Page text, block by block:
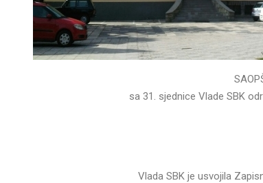
SAOPŠTENJE
sa 31. sjednice Vlade SBK
Vlada SBK je usvojila